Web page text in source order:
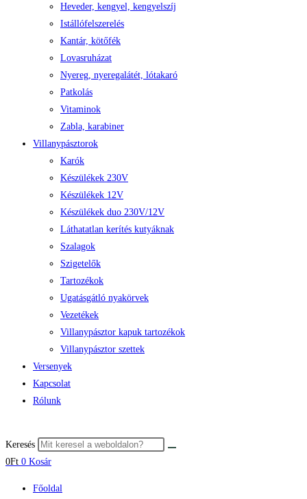
Heveder, kengyel, kengyelszíj
Istállófelszerelés
Kantár, kötőfék
Lovasruházat
Nyereg, nyeregalátét, lótakaró
Patkolás
Vitaminok
Zabla, karabiner
Villanypásztorok
Karók
Készülékek 230V
Készülékek 12V
Készülékek duo 230V/12V
Láthatatlan kerítés kutyáknak
Szalagok
Szigetelők
Tartozékok
Ugatásgátló nyakörvek
Vezetékek
Villanypásztor kapuk tartozékok
Villanypásztor szettek
Versenyek
Kapcsolat
Rólunk
Keresés
0Ft 0 Kosár
Főoldal